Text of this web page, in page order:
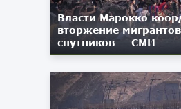
Власти Марокко
вторжение
спутников — СМИ